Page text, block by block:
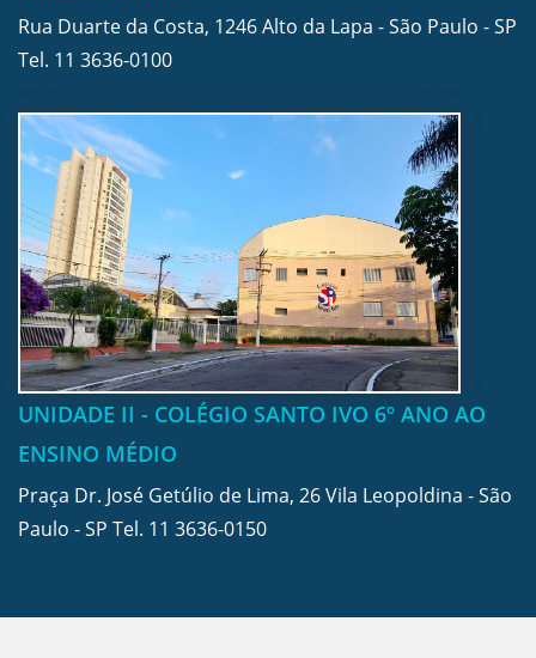
Rua Duarte da Costa, 1246 Alto da Lapa - São Paulo - SP
Tel. 11 3636-0100
UNIDADE II - COLÉGIO SANTO IVO 6º ANO AO
ENSINO MÉDIO
Praça Dr. José Getúlio de Lima, 26 Vila Leopoldina - São
Paulo - SP Tel. 11 3636-0150